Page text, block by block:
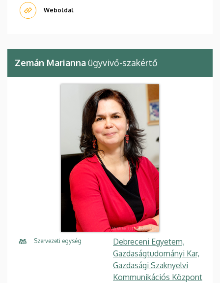
Weboldal
Zemán Marianna ügyvivő-szakértő
Szervezeti egység
Debreceni Egyetem,
Gazdaságtudományi Kar,
Gazdasági Szaknyelvi
Kommunikációs Központ